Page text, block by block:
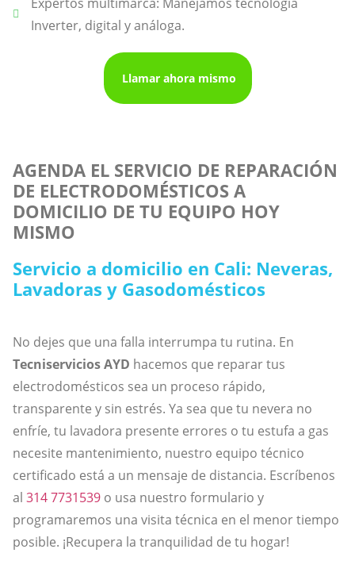
Inverter, digital y análoga.
Llamar ahora mismo
AGENDA EL SERVICIO DE REPARACIÓN
DE ELECTRODOMÉSTICOS A
DOMICILIO DE TU EQUIPO HOY
MISMO
Servicio a domicilio en Cali: Neveras,
Lavadoras y Gasodomésticos
No dejes que una falla interrumpa tu rutina. En
Tecniservicios AYD hacemos que reparar tus
electrodomésticos sea un proceso rápido,
transparente y sin estrés. Ya sea que tu nevera no
enfríe, tu lavadora presente errores o tu estufa a gas
necesite mantenimiento, nuestro equipo técnico
certificado está a un mensaje de distancia. Escríbenos
al 314 7731539 o usa nuestro formulario y
programaremos una visita técnica en el menor tiempo
posible. ¡Recupera la tranquilidad de tu hogar!